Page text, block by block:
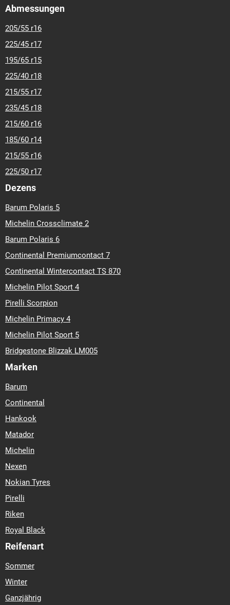
Abmessungen
205/55 r16
225/45 r17
195/65 r15
225/40 r18
215/55 r17
235/45 r18
215/60 r16
185/60 r14
215/55 r16
225/50 r17
Dezens
Barum Polaris 5
Michelin Crossclimate 2
Barum Polaris 6
Continental Premiumcontact 7
Continental Wintercontact TS 870
Michelin Pilot Sport 4
Pirelli Scorpion
Michelin Primacy 4
Michelin Pilot Sport 5
Bridgestone Blizzak LM005
Marken
Barum
Continental
Hankook
Matador
Michelin
Nexen
Nokian Tyres
Pirelli
Riken
Royal Black
Reifenart
Sommer
Winter
Ganzjährig